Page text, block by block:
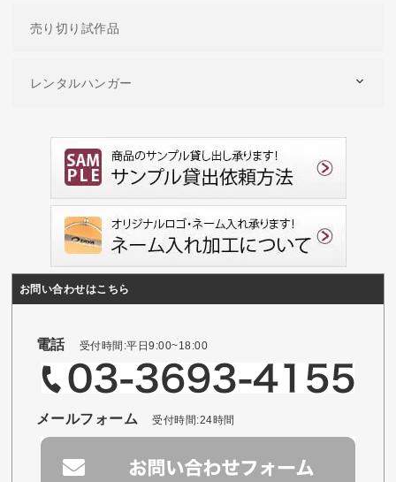
売り切り試作品
レンタルハンガー
お問い合わせはこちら
電話 受付時間:平日9:00~18:00
メールフォーム 受付時間:24時間